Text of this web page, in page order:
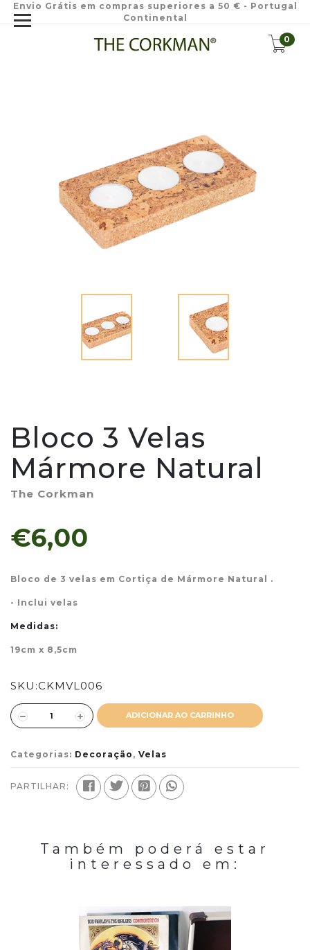
Envio Grátis em compras superiores a 50 € - Portugal
Continental
0
Bloco 3 Velas
Mármore Natural
The Corkman
€6,00
Bloco de 3 velas em Cortiça de Mármore Natural .
- Inclui velas
Medidas:
19cm x 8,5cm
SKU:CKMVL006
ADICIONAR AO CARRINHO
Categorias: Decoração , Velas
PARTILHAR:
Também poderá estar
interessado em: